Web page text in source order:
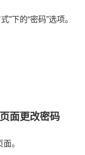
”下的“密码”选项。
面更改密码
。